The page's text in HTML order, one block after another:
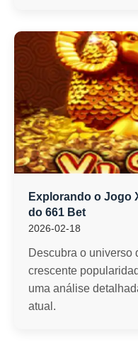
Explorando o Jogo
do 661 Bet
2026-02-18
Descubra o universo
crescente
uma análise
atual.